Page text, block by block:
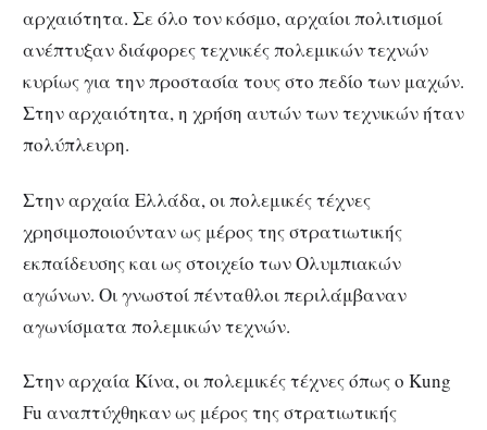
αρχαιότητα. Σε όλο τον κόσμο, αρχαίοι πολιτισμοί
ανέπτυξαν διάφορες τεχνικές πολεμικών τεχνών
κυρίως για την προστασία τους στο πεδίο των μαχών.
Στην αρχαιότητα, η χρήση αυτών των τεχνικών ήταν
πολύπλευρη.
Στην αρχαία Ελλάδα, οι πολεμικές τέχνες
χρησιμοποιούνταν ως μέρος της στρατιωτικής
εκπαίδευσης και ως στοιχείο των Ολυμπιακών
αγώνων. Οι γνωστοί πένταθλοι περιλάμβαναν
αγωνίσματα πολεμικών τεχνών.
Στην αρχαία Κίνα, οι πολεμικές τέχνες όπως ο Kung
Fu αναπτύχθηκαν ως μέρος της στρατιωτικής